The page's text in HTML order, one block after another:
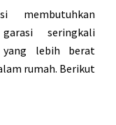
membutuhkan
seringkali
yang lebih berat
rumah. Berikut